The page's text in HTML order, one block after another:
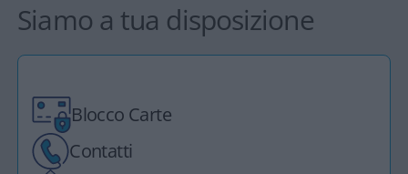
Siamo a tua disposizione
Blocco Carte
Contatti